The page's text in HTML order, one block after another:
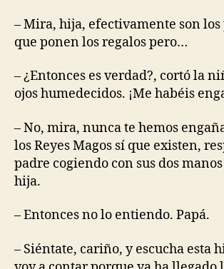
– Mira, hija, efectivamente son los
que ponen los regalos pero…
– ¿Entonces es verdad?, cortó la
ojos humedecidos. ¡Me habéis
– No, mira, nunca te hemos
los Reyes Magos sí que existen,
padre cogiendo con sus dos
hija.
– Entonces no lo entiendo. Papá.
– Siéntate, cariño, y escucha esta